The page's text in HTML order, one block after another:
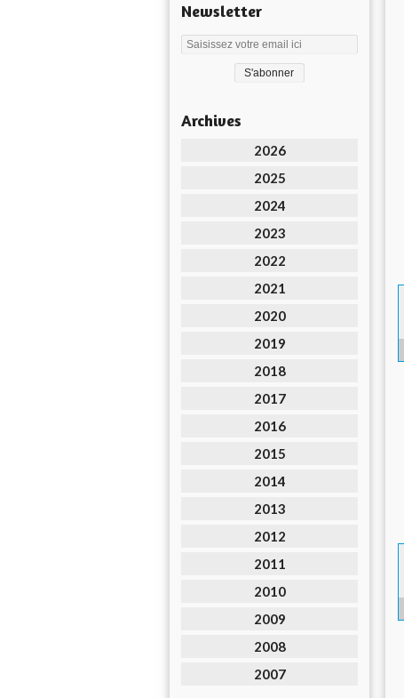
Newsletter
Archives
2026
2025
2024
2023
2022
2021
2020
2019
2018
2017
2016
2015
2014
2013
2012
2011
2010
2009
2008
2007